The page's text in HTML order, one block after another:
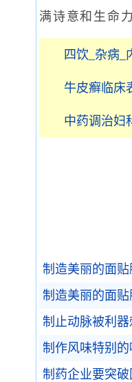
满诗意和生命
四饮_杂病_
牛皮癣临床
中药调治妇
制造美丽的面贴
制造美丽的面
制止动脉被利
制作风味特别的
制药企业要突破